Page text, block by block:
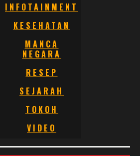
INFOTAINMENT
KESEHATAN
MANCA
NEGARA
RESEP
SEJARAH
TOKOH
VIDEO